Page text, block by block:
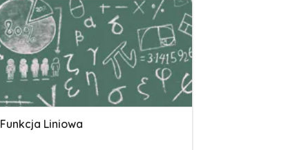
Funkcja Liniowa